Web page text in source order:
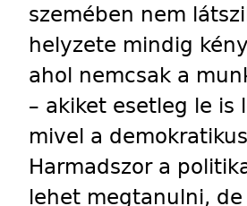
szemében nem
helyzete mindig
ahol nemcsak a
– akiket esetleg le is
mivel a
Harmadszor a
lehet megtanulni,